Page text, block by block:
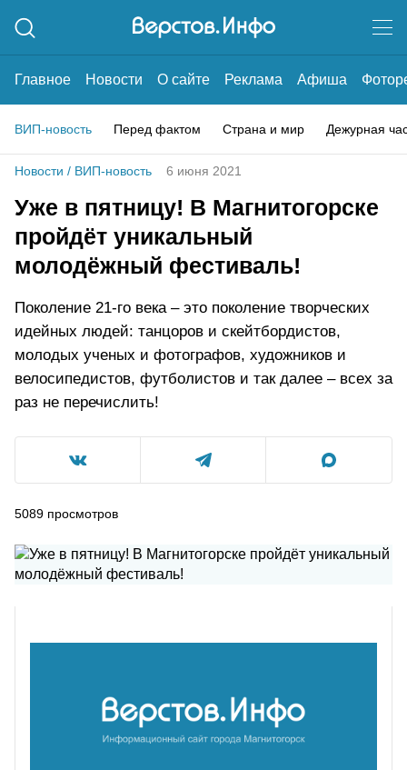
Главное Новости О сайте Реклама Афиша
ВИП-новость Перед фактом Страна и мир Дежурная
Новости / ВИП-новость 6 июня 2021
Уже в пятницу! В Магнитогорске
пройдёт уникальный
молодёжный фестиваль!
Поколение 21-го века – это поколение творческих
идейных людей: танцоров и скейтбордистов,
молодых ученых и фотографов, художников и
велосипедистов, футболистов и так далее – всех за
раз не перечислить!
5089 просмотров